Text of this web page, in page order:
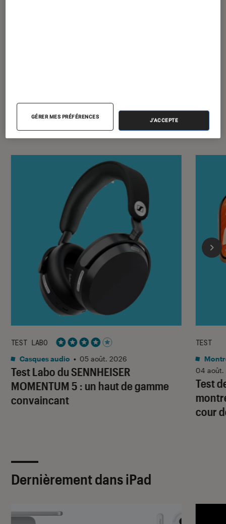
Nos derniers Tests Tech
Test Labo du SENNHEISER
MOMENTUM 5 : un haut de gamme
convaincant
TEST LABO
Noté 4 étoiles sur 5
Casques audio • 05 août. 2026
Test
cour
TEST
04 août.
Dernièrement dans iPad
GÉRER MES PRÉFÉRENCES
J'ACCEPTE